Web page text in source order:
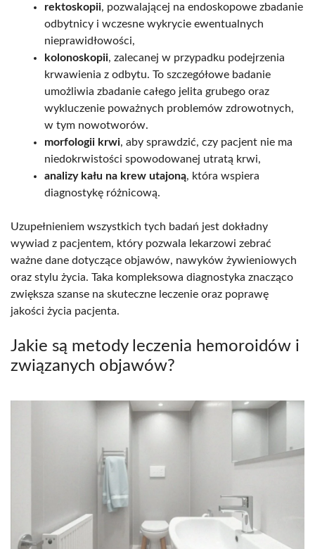
rektoskopii, pozwalającej na endoskopowe zbadanie
odbytnicy i wczesne wykrycie ewentualnych
nieprawidłowości,
kolonoskopii, zalecanej w przypadku podejrzenia
krwawienia z odbytu. To szczegółowe badanie
umożliwia zbadanie całego jelita grubego oraz
wykluczenie poważnych problemów zdrowotnych,
w tym nowotworów.
morfologii krwi, aby sprawdzić, czy pacjent nie ma
niedokrwistości spowodowanej utratą krwi,
analizy kału na krew utajoną, która wspiera
diagnostykę różnicową.
Uzupełnieniem wszystkich tych badań jest dokładny
wywiad z pacjentem, który pozwala lekarzowi zebrać
ważne dane dotyczące objawów, nawyków żywieniowych
oraz stylu życia. Taka kompleksowa diagnostyka znacząco
zwiększa szanse na skuteczne leczenie oraz poprawę
jakości życia pacjenta.
Jakie są metody leczenia hemoroidów i
związanych objawów?